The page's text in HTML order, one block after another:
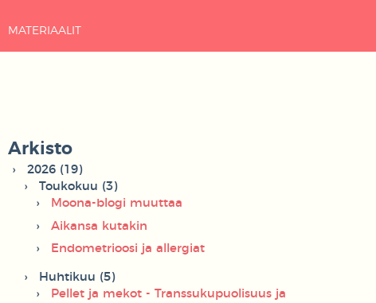
MATERIAALIT
Arkisto
2026 (19)
Toukokuu (3)
Moona-blogi muuttaa
Aikansa kutakin
Endometrioosi ja allergiat
Huhtikuu (5)
Pellet ja mekot - Transsukupuolisuus ja